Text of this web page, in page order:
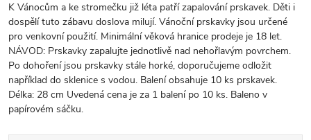
K Vánocům a ke stromečku již léta patří zapalování prskavek. Děti i
dospělí tuto zábavu doslova milují. Vánoční prskavky jsou určené
pro venkovní použití. Minimální věková hranice prodeje je 18 let.
NÁVOD: Prskavky zapalujte jednotlivě nad nehořlavým povrchem.
Po dohoření jsou prskavky stále horké, doporučujeme odložit
například do sklenice s vodou. Balení obsahuje 10 ks prskavek.
Délka: 28 cm Uvedená cena je za 1 balení po 10 ks. Baleno v
papírovém sáčku.